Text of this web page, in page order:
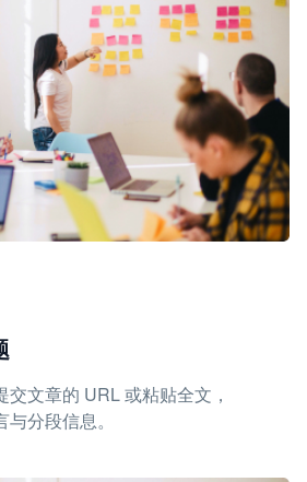
文章的 URL 或粘贴全文，
分段信息。